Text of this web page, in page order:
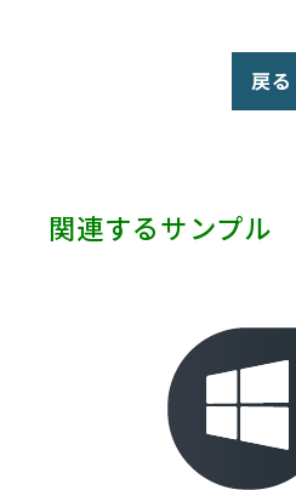
戻る
関連するサンプル
Terminal (1)
Web Services (2)
Zendesk (3)